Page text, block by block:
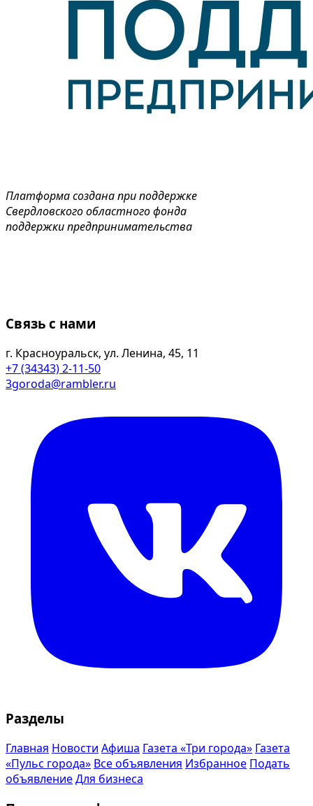
Платформа создана при поддержке
Свердловского областного фонда
поддержки предпринимательства
Связь с нами
г. Красноуральск, ул. Ленина, 45, 11
+7 (34343) 2-11-50
3goroda@rambler.ru
Разделы
Главная Новости Афиша Газета «Три города» Газета
«Пульс города» Все объявления Избранное Подать
объявлениеДля бизнеса